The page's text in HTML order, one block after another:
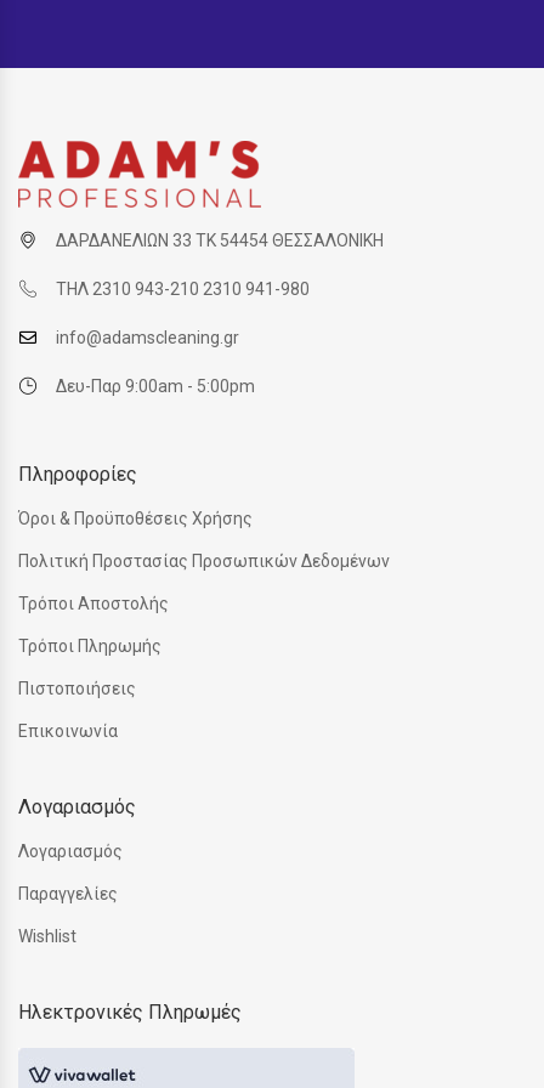
ΔΑΡΔΑΝΕΛΙΩΝ 33 ΤΚ 54454 ΘΕΣΣΑΛΟΝΙΚΗ
ΤΗΛ 2310 943-210 2310 941-980
info@adamscleaning.gr
Δευ-Παρ 9:00am - 5:00pm
Πληροφορίες
Όροι & Προϋποθέσεις Χρήσης
Πολιτική Προστασίας Προσωπικών Δεδομένων
Τρόποι Αποστολής
Τρόποι Πληρωμής
Πιστοποιήσεις
Επικοινωνία
Λογαριασμός
Λογαριασμός
Παραγγελίες
Wishlist
Ηλεκτρονικές Πληρωμές